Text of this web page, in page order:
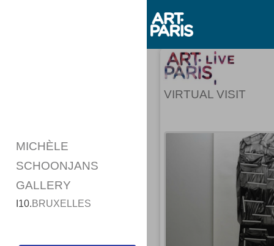
MICHÈLE
SCHOONJANS
GALLERY
I10.BRUXELLES
VIRTUAL VISIT